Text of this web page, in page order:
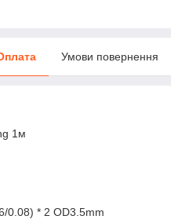
Умови повернення
1м
0.08) * 2 OD3.5mm